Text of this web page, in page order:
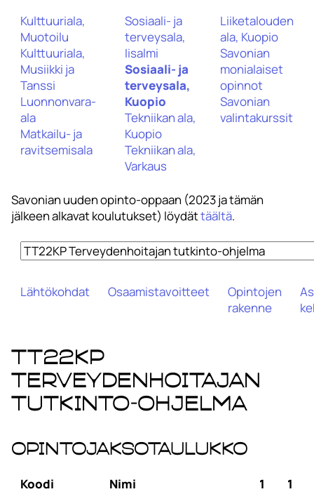
Kulttuuriala,
Muotoilu
Kulttuuriala,
Musiikki ja
Tanssi
Luonnonvara-
ala
Matkailu- ja
ravitsemisala
Sosiaali- ja
terveysala,
Iisalmi
Sosiaali- ja
terveysala,
Kuopio
Tekniikan ala,
Kuopio
Tekniikan ala,
Varkaus
Liiketalouden
ala, Kuopio
Savonian
monialaiset
opinnot
Savonian
valintakurssit
Savonian uuden opinto-oppaan (2023 ja tämän
jälkeen alkavat koulutukset) löydättäältä.
Lähtökohdat Osaamistavoitteet
Opintojen
rakenne
TT22KP
Terveydenhoitajan
tutkinto-ohjelma
Opintojaksotaulukko
Koodi Nimi
1
1